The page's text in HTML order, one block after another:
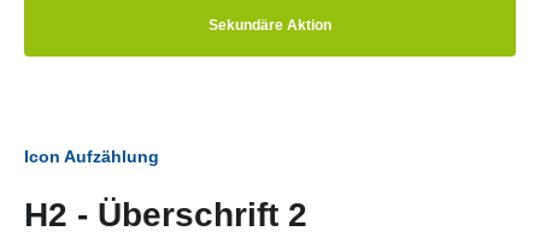
Sekundäre Aktion
Icon Aufzählung
H2 - Überschrift 2